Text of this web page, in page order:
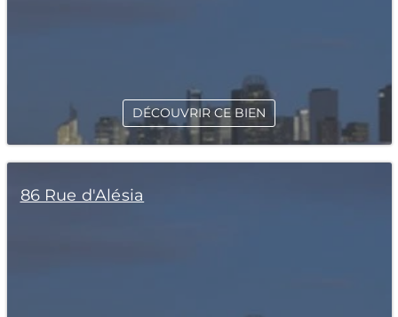
DÉCOUVRIR CE BIEN
86 Rue d'Alésia